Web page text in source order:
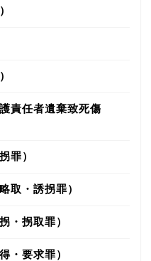
責任者遺棄致死傷
罪）
取・誘拐罪）
・拐取罪）
・要求罪）